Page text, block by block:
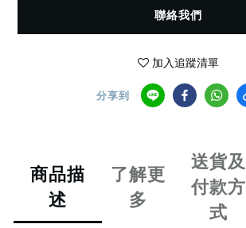
聯絡我們
加入追蹤清單
分享到
商品描
述
了解更
多
送貨及
付款方
式